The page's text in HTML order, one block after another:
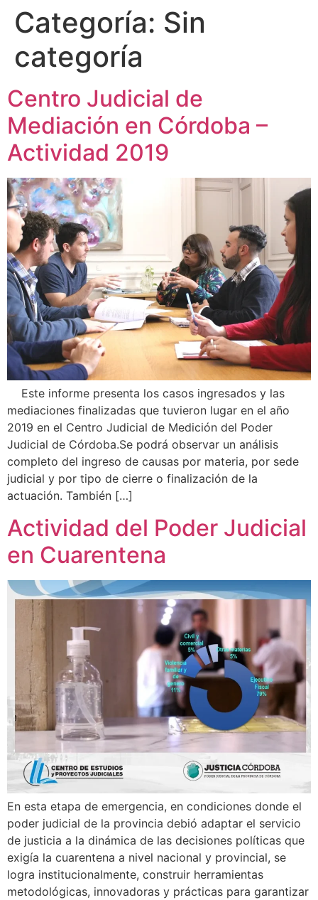
Categoría: Sin
categoría
Centro Judicial de
Mediación en Córdoba –
Actividad 2019
Este informe presenta los casos ingresados y las
mediaciones finalizadas que tuvieron lugar en el año
2019 en el Centro Judicial de Medición del Poder
Judicial de Córdoba.Se podrá observar un análisis
completo del ingreso de causas por materia, por sede
judicial y por tipo de cierre o finalización de la
actuación. También […]
Actividad del Poder Judicial
en Cuarentena
En esta etapa de emergencia, en condiciones donde el
poder judicial de la provincia debió adaptar el servicio
de justicia a la dinámica de las decisiones políticas que
exigía la cuarentena a nivel nacional y provincial, se
logra institucionalmente, construir herramientas
metodológicas, innovadoras y prácticas para garantizar